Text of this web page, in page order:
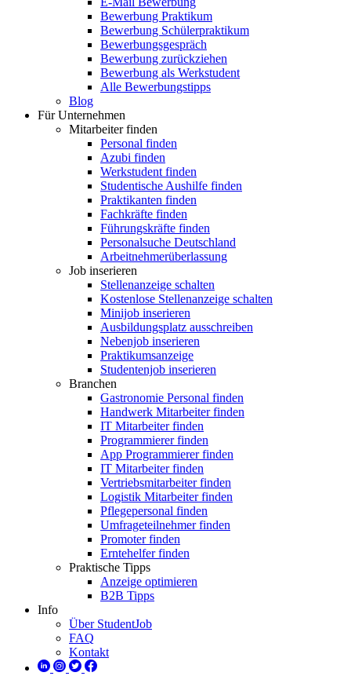
Bewerbung Praktikum
Bewerbung Schülerpraktikum
Bewerbungsgespräch
Bewerbung zurückziehen
Bewerbung als Werkstudent
Alle Bewerbungstipps
Blog
Für Unternehmen
Mitarbeiter finden
Personal finden
Azubi finden
Werkstudent finden
Studentische Aushilfe finden
Praktikanten finden
Fachkräfte finden
Führungskräfte finden
Personalsuche Deutschland
Arbeitnehmerüberlassung
Job inserieren
Stellenanzeige schalten
Kostenlose Stellenanzeige schalten
Minijob inserieren
Ausbildungsplatz ausschreiben
Nebenjob inserieren
Praktikumsanzeige
Studentenjob inserieren
Branchen
Gastronomie Personal finden
Handwerk Mitarbeiter finden
IT Mitarbeiter finden
Programmierer finden
App Programmierer finden
IT Mitarbeiter finden
Vertriebsmitarbeiter finden
Logistik Mitarbeiter finden
Pflegepersonal finden
Umfrageteilnehmer finden
Promoter finden
Erntehelfer finden
Praktische Tipps
Anzeige optimieren
B2B Tipps
Info
Über StudentJob
FAQ
Kontakt